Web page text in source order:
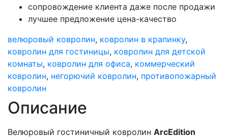
сопровождение клиента даже после продажи
лучшее предложение цена-качество
велюровый ковролин, ковролин в крапинку,
ковролин для гостиницы, ковролин для детской
комнаты, ковролин для офиса, коммерческий
ковролин, негорючий ковролин, противопожарный
ковролин
Описание
Велюровый гостиничный ковролин ArcEdition